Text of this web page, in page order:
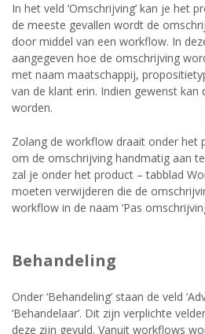
In het veld ‘Omschrijving’ kan je het
de meeste gevallen wordt de
door middel van een workflow. In
aangegeven hoe de omschrijving
met naam maatschappij,
van de klant erin. Indien gewenst
worden.
Zolang de workflow draait onder het
om de omschrijving handmatig aan
zal je onder het product – tabblad
moeten verwijderen die de
workflow in de naam ‘Pas
Behandeling
Onder ‘Behandeling’ staan de veld
‘Behandelaar’. Dit zijn verplichte
deze zijn gevuld. Vanuit workflows